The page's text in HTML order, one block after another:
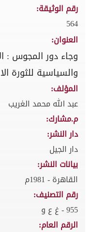
رقم الوثيقة:
564
العنوان:
وجاء دور المجوس :
والسياسية للثورة
المؤلف:
عبد الله محمد الغريب
م.مشارك:
دار النشر:
دار الجيل
بيانات النشر:
القاهرة - 1981م
رقم التصنيف:
955 - غ ع و
الرقم العام: